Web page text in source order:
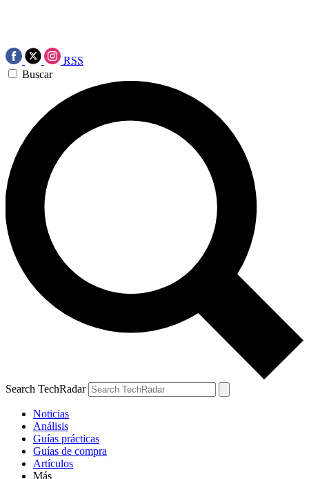
RSS
Buscar
Search TechRadar
Noticias
Análisis
Guías prácticas
Guías de compra
Artículos
Más